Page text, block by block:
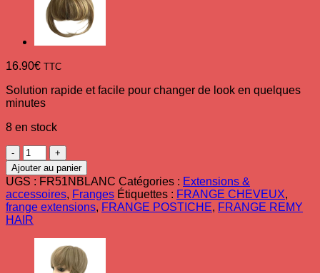
16.90€ TTC
Solution rapide et facile pour changer de look en quelques
minutes
8 en stock
quantité
de
Frange
à
clip
-
Synthétique
Blanc
Ajouter au panier
UGS : FR51NBLANC Catégories : Extensions &
accessoires, Franges Étiquettes : FRANGE CHEVEUX,
frange extensions, FRANGE POSTICHE, FRANGE REMY
HAIR